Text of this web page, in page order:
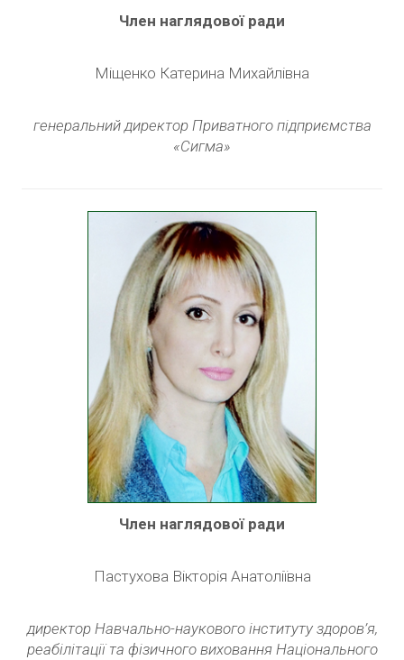
Член наглядової ради
Міщенко Катерина Михайлівна
генеральний директор Приватного підприємства
«Сигма»
Член наглядової ради
Пастухова Вікторія Анатоліївна
директор Навчально-наукового інституту здоров’я,
реабілітації та фізичного виховання Національного